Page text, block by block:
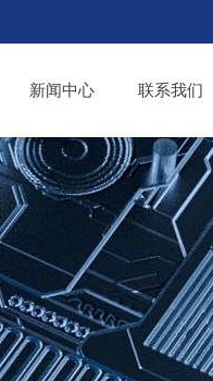
新闻中心 联系我们